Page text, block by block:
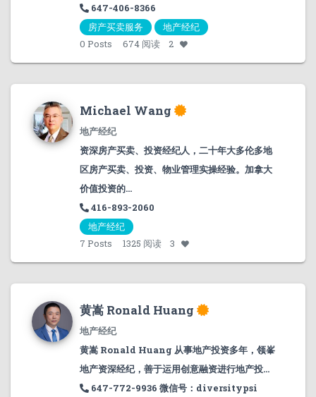
647-406-8366
房产买卖服务
地产经纪
0 Posts 674 阅读 2
Michael Wang
地产经纪
资深房产买卖、投资经纪人，二十年大多伦多地
区房产买卖、投资、物业管理实操经验。加拿大
价值投资的...
416-893-2060
地产经纪
7 Posts 1325 阅读 3
黄嵩 Ronald Huang
地产经纪
黄嵩 Ronald Huang 从事地产投资多年，领峯
地产资深经纪，善于运用创意融资进行地产投...
647-772-9936 微信号：diversitypsi